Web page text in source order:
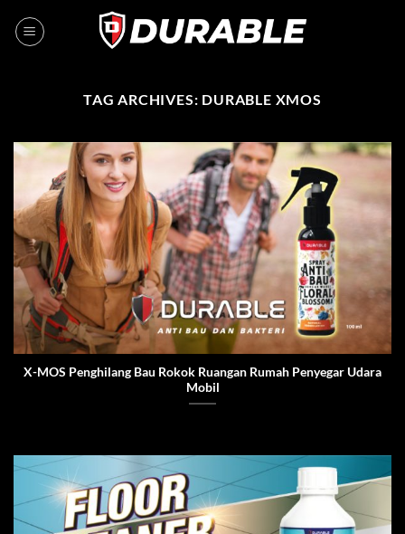
TAG ARCHIVES: DURABLE XMOS
X-MOS Penghilang Bau Rokok Ruangan Rumah Penyegar Udara
Mobil